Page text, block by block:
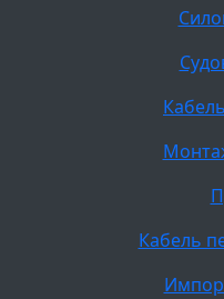
Кабель